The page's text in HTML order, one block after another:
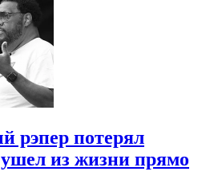
рэпер потерял
из жизни прямо